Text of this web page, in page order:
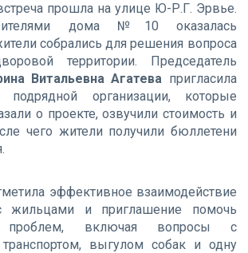
прошла на улице Ю-Р.Г. Эрвье.
дома №10 оказалась
собрались для решения вопроса
территории. Председатель
Витальевна Агатева пригласила
подрядной организации, которые
о проекте, озвучили стоимость и
чего жители получили бюллетени
эффективное взаимодействие
жильцами и приглашение помочь
включая вопросы с
выгулом собак и одну